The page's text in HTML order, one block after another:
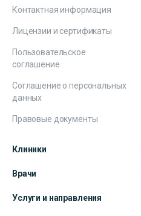
Контактная информация
Лицензии и сертификаты
Пользовательское
соглашение
Соглашение о персональных
данных
Правовые документы
Клиники
Врачи
Услуги и направления